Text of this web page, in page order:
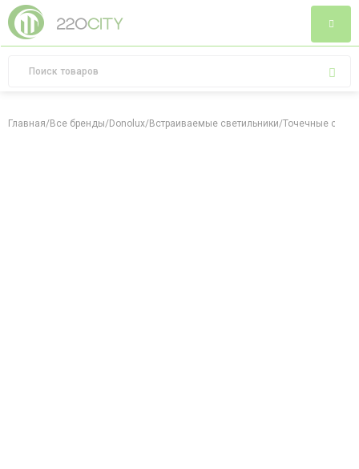
Главная/Все бренды/Donolux/Встраиваемые светильники/Точечные